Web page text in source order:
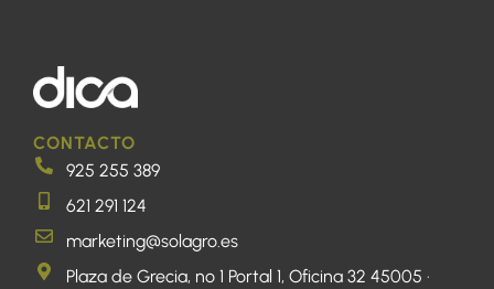
CONTACTO
925 255 389
621 291 124
marketing@solagro.es
Plaza de Grecia, nº 1 Portal 1, Oficina 32 45005 ·